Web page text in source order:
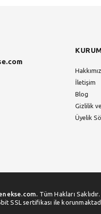
İletişim
Blog
Gizlilik
Üyelik
Tüm Hakları Saklıdır.
SSL sertifikası ile